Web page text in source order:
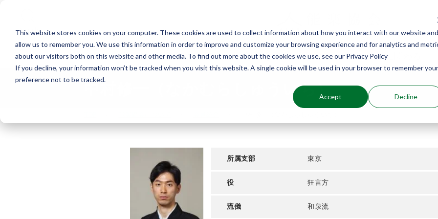
This website stores cookies on your computer. These cookies are used to collect information about how you interact with our website and
allow us to remember you. We use this information in order to improve and customize your browsing experience and for analytics and
about our visitors both on this website and other media. To find out more about the cookies we use, see our Privacy Policy
If you decline, your information won’t be tracked when you visit this website. A single cookie will be used in your browser to remember your
preference not to be tracked.
Accept Decline
Search
能楽の公演 能楽を知る 能楽に関わる
中村修一（なかむらしゅういち）
所属支部 東京
役 狂言方
流儀 和泉流